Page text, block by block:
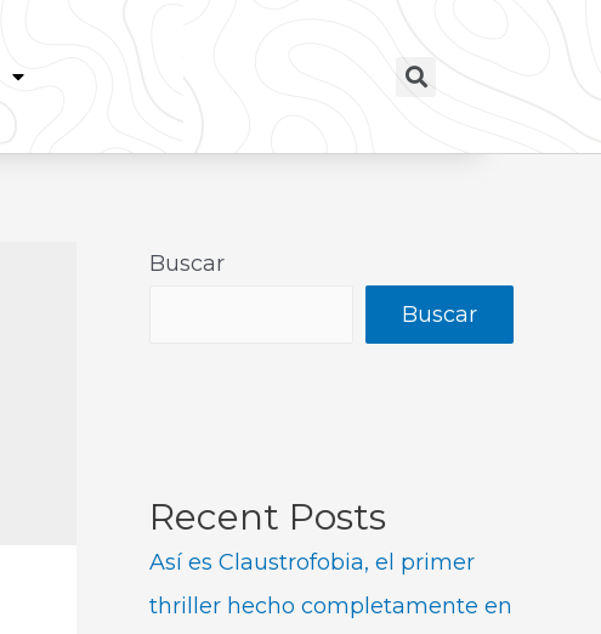
Buscar
Buscar
Recent Posts
Así es Claustrofobia, el primer
thriller hecho completamente en